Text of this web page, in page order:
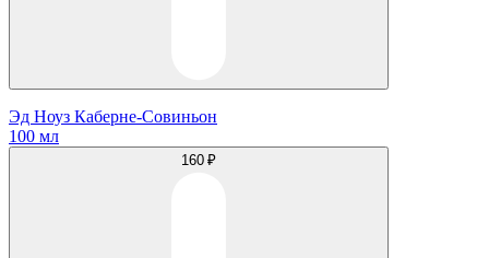
Эд Ноуз Каберне-Совиньон
100 мл
160 ₽